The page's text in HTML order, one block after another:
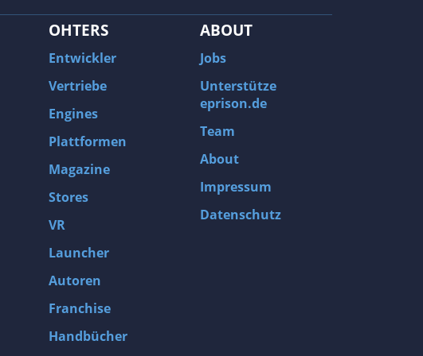
OHTERS
Entwickler
Vertriebe
Engines
Plattformen
Magazine
Stores
VR
Launcher
Autoren
Franchise
Handbücher
ABOUT
Jobs
Unterstütze
eprison.de
Team
About
Impressum
Datenschutz